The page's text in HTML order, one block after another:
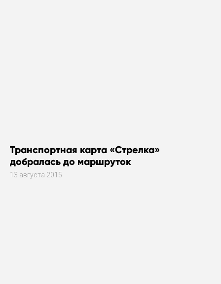
Транспортная карта «Стрелка»
добралась до маршруток
13 августа 2015